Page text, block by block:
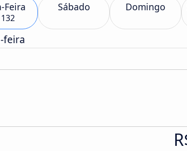
Feira Sábado Domingo
feira